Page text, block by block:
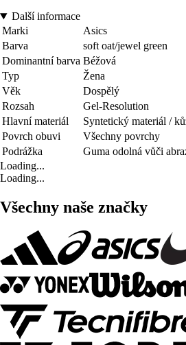
Další informace
Marki
Asics
Barva
soft oat/jewel green
Dominantní barva Béžová
Typ
Žena
Věk
Dospělý
Rozsah
Gel-Resolution
Hlavní materiál
Syntetický materiál /
Povrch obuvi
Všechny povrchy
Podrážka
Guma odolná vůči
Loading...
Loading...
Všechny naše značky